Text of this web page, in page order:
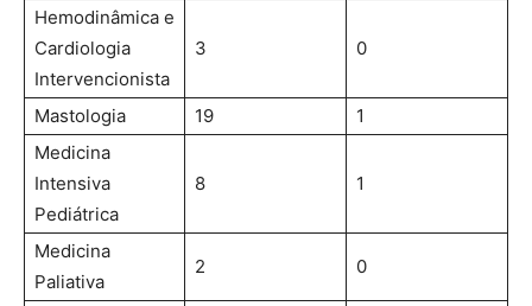
Hemodinâmica e
Cardiologia
Intervencionista
3 0
Mastologia 19
1
Medicina
Intensiva
Pediátrica
8 1
Medicina
Paliativa
2 0